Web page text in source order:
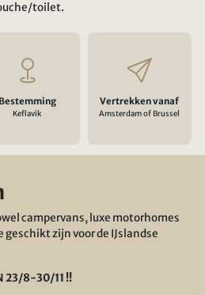
toilet.
Bestemming
Keflavik
Vertrekken vanaf
Amsterdam of Brussel
campervans, luxe motorhomes
zijn voor de IJslandse
23/8-30/11 !!